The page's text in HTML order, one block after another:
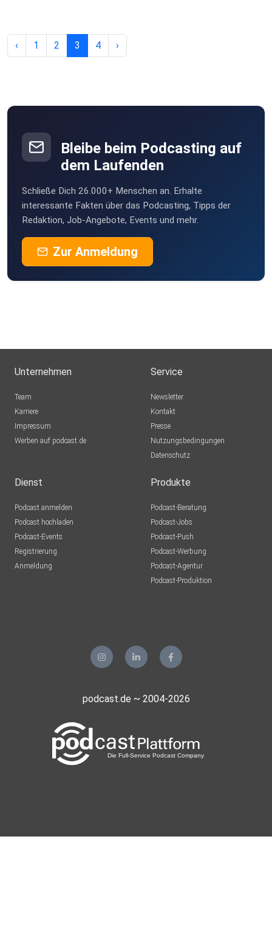
‹ 1 2 3 4 ›
Bleibe beim Podcasting auf
dem Laufenden
Schließe Dich 26.000+ Menschen an. Erhalte
interessante Fakten über das Podcasting, Tipps der
Redaktion, Job-Angebote, Events und mehr.
Zur Anmeldung
Unternehmen
Team
Karriere
Impressum
Werben auf podcast.de
Service
Newsletter
Kontakt
Presse
Nutzungsbedingungen
Datenschutz
Dienst
Podcast anmelden
Podcast hochladen
Podcast-Events
Registrierung
Anmeldung
Produkte
Podcast-Beratung
Podcast-Jobs
Podcast-Push
Podcast-Werbung
Podcast-Agentur
Podcast-Produktion
podcast.de ~ 2004-2026